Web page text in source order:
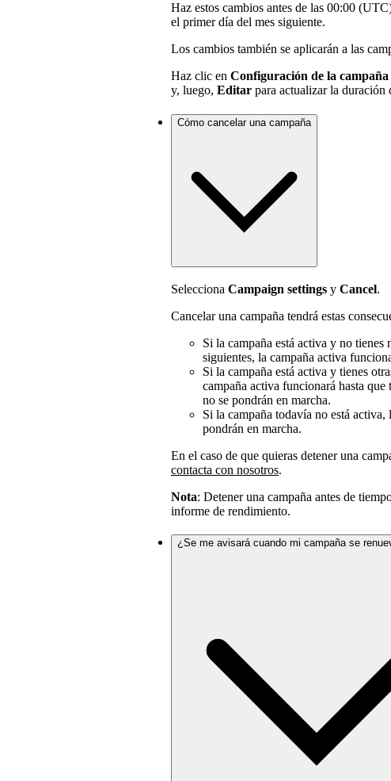
Haz estos cambios antes de las 00:00
el primer día del mes siguiente.
Los cambios también se aplicarán a las
Haz clic en Configuración de la campaña
y, luego, Editar para actualizar la duración
Cómo cancelar una campaña
Selecciona Campaign settings y Cancel.
Cancelar una campaña tendrá estas
Si la campaña está activa y no tienes
siguientes, la campaña activa
Si la campaña está activa y tienes
campaña activa funcionará hasta
no se pondrán en marcha.
Si la campaña todavía no está
pondrán en marcha.
En el caso de que quieras detener una
contacta con nosotros.
Nota: Detener una campaña antes de
informe de rendimiento.
¿Se me avisará cuando mi campaña se